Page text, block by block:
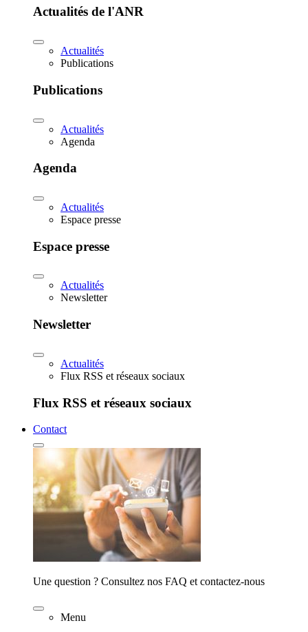
Actualités de l'ANR
Actualités
Publications
Publications
Actualités
Agenda
Agenda
Actualités
Espace presse
Espace presse
Actualités
Newsletter
Newsletter
Actualités
Flux RSS et réseaux sociaux
Flux RSS et réseaux sociaux
Contact
Une question ? Consultez nos FAQ et contactez-nous
Menu